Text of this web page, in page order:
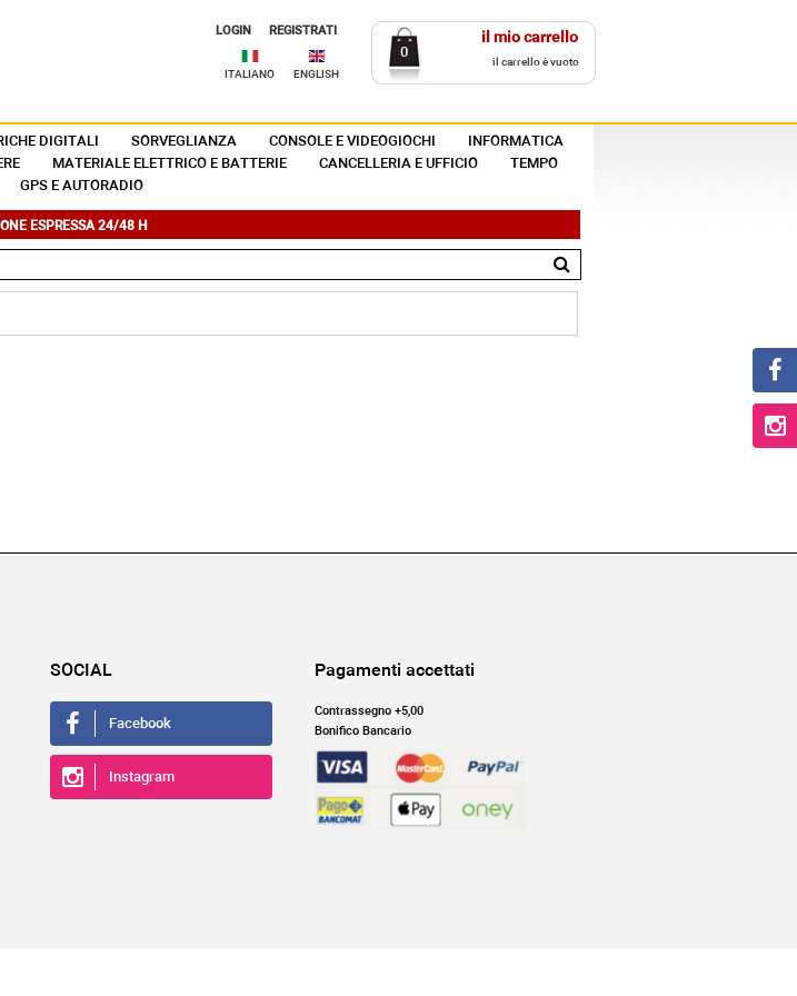
REGISTRATI
LOGIN
ITALIANO ENGLISH
il mio carrello
0
il carrello è vuoto
DIGITALI SORVEGLIANZA CONSOLE E VIDEOGIOCHI
INFORMATICA
MATERIALE ELETTRICO E BATTERIE CANCELLERIA E UFFICIO
TEMPO
GPS E AUTORADIO
ESPRESSA 24/48 H
SOCIAL
Facebook
Instagram
Pagamenti accettati
Contrassegno +5,00
Bonifico Bancario